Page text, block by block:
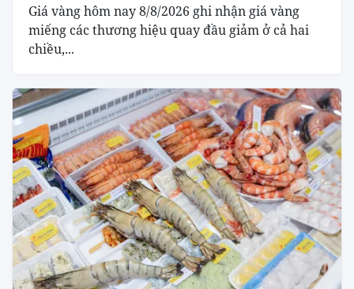
Giá vàng hôm nay 8/8/2026 ghi nhận giá vàng
miếng các thương hiệu quay đầu giảm ở cả hai
chiều,...